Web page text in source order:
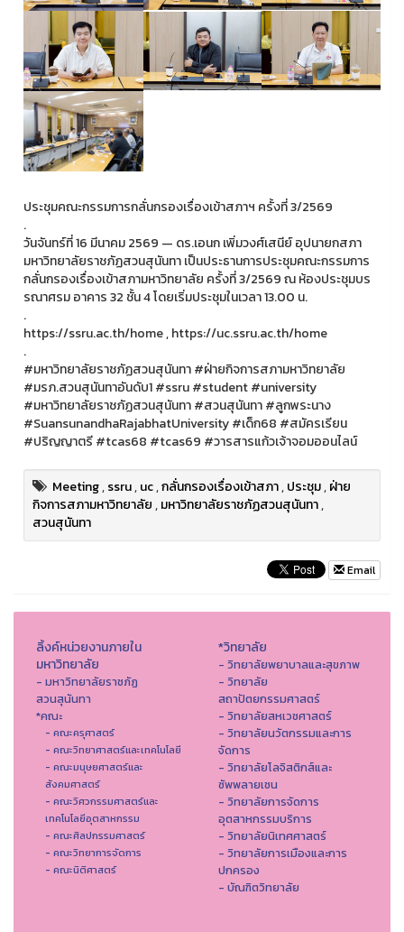
ประชุมคณะกรรมการกลั่นกรองเรื่องเข้าสภาฯ ครั้งที่ 3/2569
.
วันจันทร์ที่ 16 มีนาคม 2569 — ดร.เอนก เพิ่มวงศ์เสนีย์ อุปนายกสภา
มหาวิทยาลัยราชภัฏสวนสุนันทา เป็นประธานการประชุมคณะกรรมการ
กลั่นกรองเรื่องเข้าสภามหาวิทยาลัย ครั้งที่ 3/2569 ณ ห้องประชุมบร
รณาศรม อาคาร 32 ชั้น 4 โดยเริ่มประชุมในเวลา 13.00 น.
.
https://ssru.ac.th/home , https://uc.ssru.ac.th/home
.
#มหาวิทยาลัยราชภัฏสวนสุนันทา #ฝ่ายกิจการสภามหาวิทยาลัย
#มรภ.สวนสุนันทาอันดับ1 #ssru #student #university
#มหาวิทยาลัยราชภัฏสวนสุนันทา #สวนสุนันทา #ลูกพระนาง
#SuansunandhaRajabhatUniversity #เด็ก68 #สมัครเรียน
#ปริญญาตรี #tcas68 #tcas69 #วารสารแก้วเจ้าจอมออนไลน์
Meeting,ssru,uc,กลั่นกรองเรื่องเข้าสภา,ประชุม,ฝ่าย
กิจการสภามหาวิทยาลัย,มหาวิทยาลัยราชภัฏสวนสุนันทา,
สวนสุนันทา
Email
ลิ้งค์หน่วยงานภายใน
มหาวิทยาลัย
- มหาวิทยาลัยราชภัฏ
สวนสุนันทา
*คณะ
- คณะครุศาสตร์
- คณะวิทยาศาสตร์และเทคโนโลยี
- คณะมนุษยศาสตร์และ
สังคมศาสตร์
- คณะวิศวกรรมศาสตร์และ
เทคโนโลยีอุตสาหกรรม
- คณะศิลปกรรมศาสตร์
- คณะวิทยาการจัดการ
- คณะนิติศาสตร์
*วิทยาลัย
- วิทยาลัยพยาบาลและสุขภาพ
- วิทยาลัย
สถาปัตยกรรมศาสตร์
- วิทยาลัยสหเวชศาสตร์
- วิทยาลัยนวัตกรรมและการ
จัดการ
- วิทยาลัยโลจิสติกส์และ
ซัพพลายเชน
- วิทยาลัยการจัดการ
อุตสาหกรรมบริการ
- วิทยาลัยนิเทศศาสตร์
- วิทยาลัยการเมืองและการ
ปกครอง
- บัณฑิตวิทยาลัย